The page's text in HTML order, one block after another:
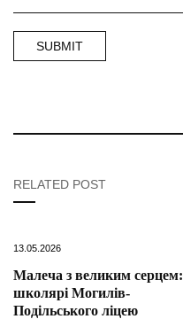
RELATED POST
13.05.2026
Малеча з великим серцем:
школярі Могилів-
Подільського ліцею